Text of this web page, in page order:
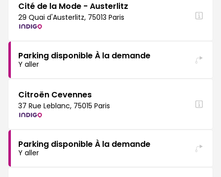
Cité de la Mode - Austerlitz
29 Quai d'Austerlitz, 75013 Paris
Parking disponible À la demande
Y aller
Citroën Cevennes
37 Rue Leblanc, 75015 Paris
Parking disponible À la demande
Y aller